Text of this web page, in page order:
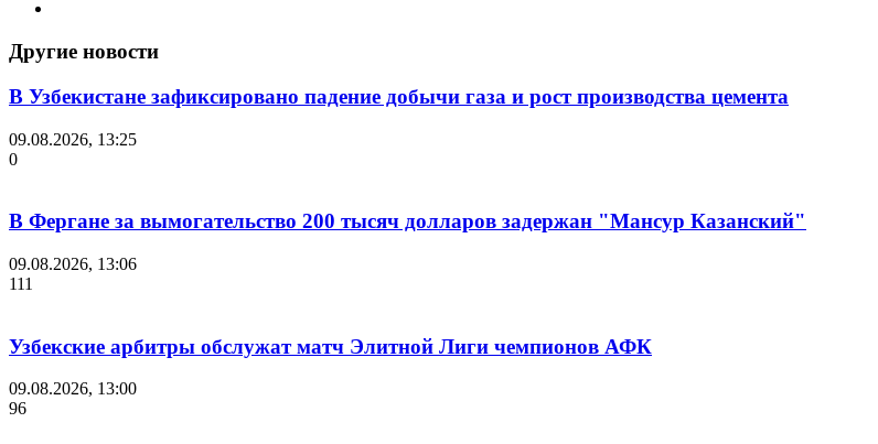
Другие новости
В Узбекистане зафиксировано падение добычи газа и рост производства цемента
09.08.2026, 13:25
0
В Фергане за вымогательство 200 тысяч долларов задержан "Мансур Казанский"
09.08.2026, 13:06
111
Узбекские арбитры обслужат матч Элитной Лиги чемпионов АФК
09.08.2026, 13:00
96